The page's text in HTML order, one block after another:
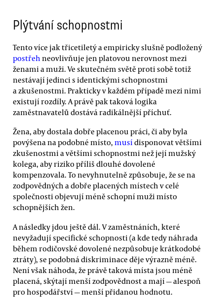
Plýtvání schopnostmi
Tento více jak třicetiletý a empiricky slušně podložený
postřeh neovlivňuje jen platovou nerovnost mezi
ženami a muži. Ve skutečném světě proti sobě totiž
nestávají jedinci s identickými schopnostmi
a zkušenostmi. Prakticky v každém případě mezi nimi
existují rozdíly. A právě pak taková logika
zaměstnavatelů dostává radikálnější příchuť.
Žena, aby dostala dobře placenou práci, či aby byla
povýšena na podobné místo, musídisponovat většími
zkušenostmi a většími schopnostmi než její mužský
kolega, aby riziko příliš dlouhé dovolené
kompenzovala. To nevyhnutelně způsobuje, že se na
zodpovědných a dobře placených místech v celé
společnosti objevují méně schopní muži místo
schopnějších žen.
A následky jdou ještě dál. V zaměstnáních, které
nevyžadují specifické schopnosti (a kde tedy náhrada
během rodičovské dovolené nezpůsobuje krátkodobé
ztráty), se podobná diskriminace děje výrazně méně.
Není však náhoda, že právě taková místa jsou méně
placená, skýtají menší zodpovědnost a mají — alespoň
pro hospodářství — menší přidanou hodnotu.